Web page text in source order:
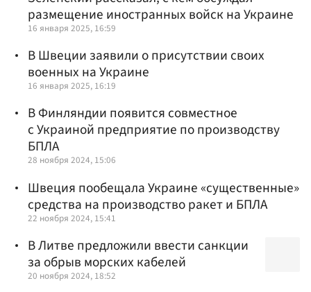
размещение иностранных войск на Украине
16 января 2025, 16:59
В Швеции заявили о присутствии своих
военных на Украине
16 января 2025, 16:19
В Финляндии появится совместное
с Украиной предприятие по производству
БПЛА
28 ноября 2024, 15:06
Швеция пообещала Украине «существенные»
средства на производство ракет и БПЛА
22 ноября 2024, 15:41
В Литве предложили ввести санкции
за обрыв морских кабелей
20 ноября 2024, 18:52